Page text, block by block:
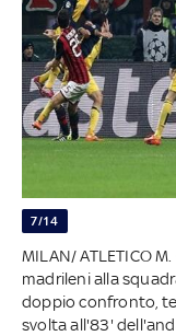
7/14
MILAN/ ATLETICO
madrileni alla
doppio confronto,
svolta all'83'